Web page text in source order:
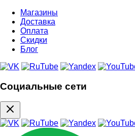
Магазины
Доставка
Оплата
Скидки
Блог
Социальные сети